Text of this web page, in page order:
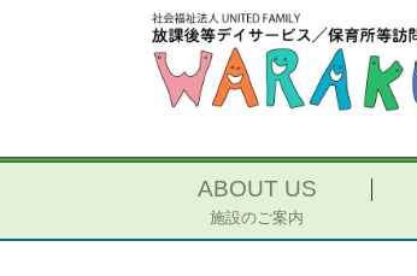
ABOUT US
施設のご案内